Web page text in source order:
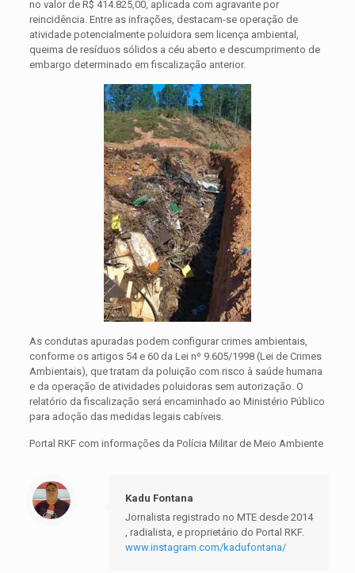
no valor de R$ 414.825,00, aplicada com agravante por
reincidência. Entre as infrações, destacam-se operação de
atividade potencialmente poluidora sem licença ambiental,
queima de resíduos sólidos a céu aberto e descumprimento de
embargo determinado em fiscalização anterior.
As condutas apuradas podem configurar crimes ambientais,
conforme os artigos 54 e 60 da Lei nº 9.605/1998 (Lei de Crimes
Ambientais), que tratam da poluição com risco à saúde humana
e da operação de atividades poluidoras sem autorização. O
relatório da fiscalização será encaminhado ao Ministério Público
para adoção das medidas legais cabíveis.
Portal RKF com informações da Polícia Militar de Meio Ambiente
Kadu Fontana
Jornalista registrado no MTE desde 2014
, radialista, e proprietário do Portal RKF.
www.instagram.com/kadufontana/